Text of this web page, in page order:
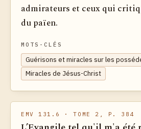
admirateurs et ceux qui
du païen.
MOTS-CLÉS
Guérisons et miracles sur les
Miracles de Jésus-Christ
EMV 131.6 · TOME 2, P. 384